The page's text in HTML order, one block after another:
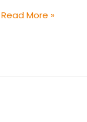
알
대
룸
갈
Read More »